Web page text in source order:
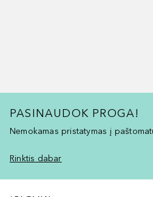
PASINAUDOK PROGA!
Nemokamas pristatymas į
Rinktis dabar